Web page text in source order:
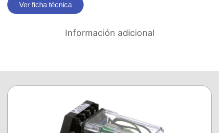
Información adicional
Ver ficha técnica